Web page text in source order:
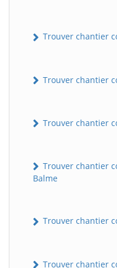
Trouver chantier
Trouver chantier
Trouver chantier
Trouver chantier
Balme
Trouver chantier
Trouver chantier